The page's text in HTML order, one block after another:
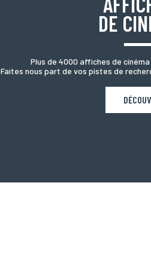
DE
Plus de 4000 affiches de
Faites nous part de vos pistes de